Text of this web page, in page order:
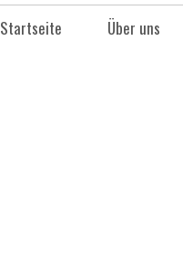
Startseite Über uns